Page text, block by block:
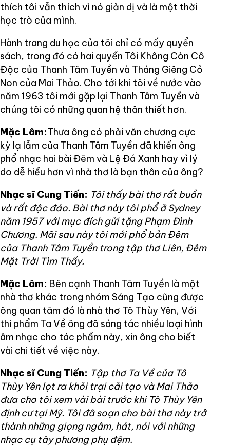
thích tôi vẫn thích vì nó giản dị và là một thời
học trò của mình.
Hành trang du học của tôi chỉ có mấy quyển
sách, trong đó có hai quyển Tôi Không Còn Cô
Độc của Thanh Tâm Tuyền và Tháng Giêng Cỏ
Non của Mai Thảo. Cho tới khi tôi về nước vào
năm 1963 tôi mới gặp lại Thanh Tâm Tuyền và
chúng tôi có những quan hệ thân thiết hơn.
Mặc Lâm:Thưa ông có phải văn chương cực
kỳ lạ lẫm của Thanh Tâm Tuyền đã khiến ông
phổ nhạc hai bài Đêm và Lệ Đá Xanh hay vì lý
do dễ hiểu hơn vì nhà thơ là bạn thân của ông?
Nhạc sĩ Cung Tiến: Tôi thấy bài thơ rất buồn
và rất độc đáo. Bài thơ này tôi phổ ở Sydney
năm 1957 với mục đích gửi tặng Phạm Đình
Chương. Mãi sau này tôi mới phổ bản Đêm
của Thanh Tâm Tuyền trong tập thơ Liên, Đêm
Mặt Trời Tìm Thấy.
Mặc Lâm: Bên cạnh Thanh Tâm Tuyền là một
nhà thơ khác trong nhóm Sáng Tạo cũng được
ông quan tâm đó là nhà thơ Tô Thùy Yên, Với
thi phẩm Ta Về ông đã sáng tác nhiều loại hình
âm nhạc cho tác phẩm này, xin ông cho biết
vài chi tiết về việc này.
Nhạc sĩ Cung Tiến: Tập thơ Ta Về của Tô
Thùy Yên lọt ra khỏi trại cải tạo và Mai Thảo
đưa cho tôi xem vài bài trước khi Tô Thùy Yên
định cư tại Mỹ. Tôi đã soạn cho bài thơ này trở
thành những giọng ngâm, hát, nói với những
nhạc cụ tây phương phụ đệm.